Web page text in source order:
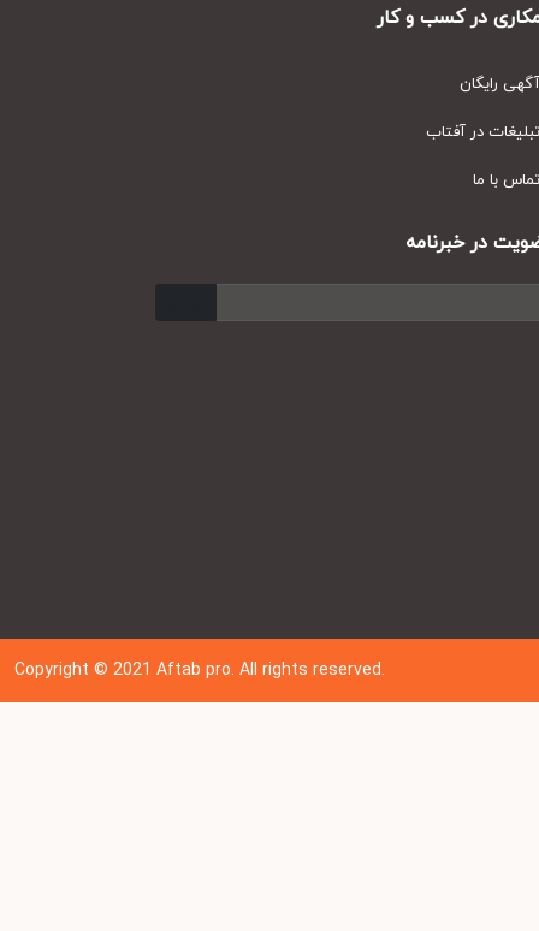
در کسب و کار
رایگان
در آفتاب
با ما
در خبرنامه
Copyright © 202 1Aftab pro. All rights reserved.